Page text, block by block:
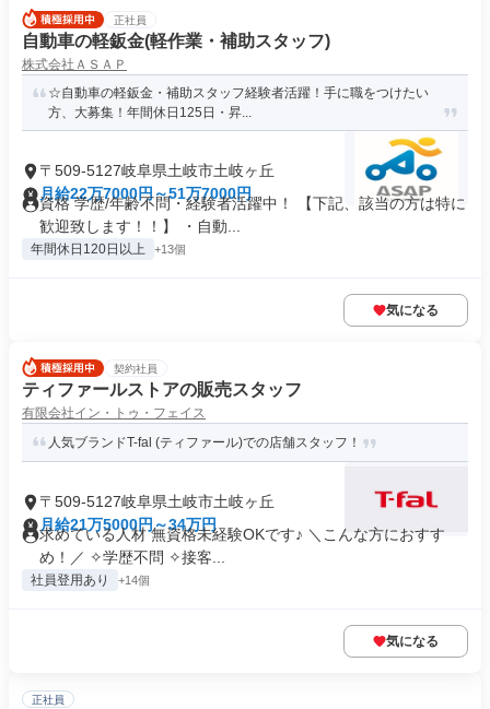
正社員
自動車の軽鈑金(軽作業・補助スタッフ)
株式会社ＡＳＡＰ
☆自動車の軽鈑金・補助スタッフ経験者活躍！手に職をつけたい
方、大募集！年間休日125日・昇...
〒509-5127岐阜県土岐市土岐ヶ丘
月給22万7000円～51万7000円
資格 学歴/年齢不問・経験者活躍中！ 【下記、該当の方は特に
歓迎致します！！】 ・自動...
年間休日120日以上 +13個
気になる
契約社員
ティファールストアの販売スタッフ
有限会社イン・トゥ・フェイス
人気ブランドT-fal (ティファール)での店舗スタッフ！
〒509-5127岐阜県土岐市土岐ヶ丘
月給21万5000円～34万円
求めている人材 無資格未経験OKです♪ ＼こんな方におすす
め！／ ✧学歴不問 ✧接客...
社員登用あり +14個
気になる
正社員